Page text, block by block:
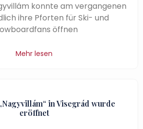
konnte am vergangenen
ihre Pforten für Ski- und
öffnen
Mehr lesen
in Visegrád wurde
eröffnet